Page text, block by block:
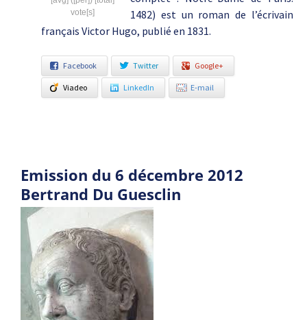
vote[s]
1482) est un roman de l’écrivain
français Victor Hugo, publié en 1831.
Facebook Twitter Google+
Viadeo LinkedIn E-mail
Emission du 6 décembre 2012
Bertrand Du Guesclin